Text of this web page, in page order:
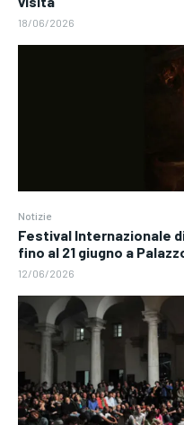
18/06/2026
Notizie
Festival Internazionale
fino al 21 giugno a
12/06/2026